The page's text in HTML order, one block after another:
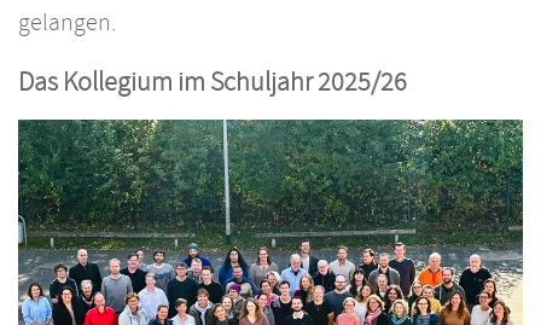
gelangen.
Das Kollegium im Schuljahr 2025/26